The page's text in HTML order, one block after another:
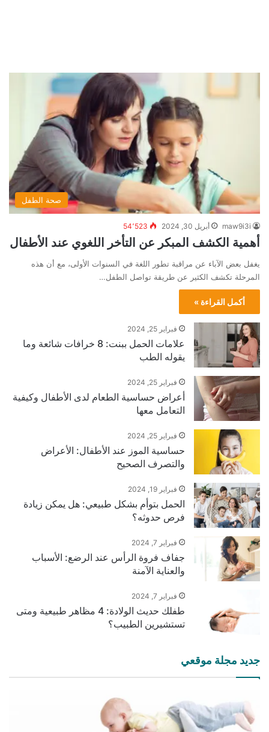
صحة الطفل
maw9i3i أبريل 30, 2024 54٬523
أهمية الكشف المبكر عن التأخر اللغوي عند الأطفال
يغفل بعض الآباء عن مراقبة تطور اللغة في السنوات الأولى، مع أن هذه
المرحلة تكشف الكثير عن طريقة تواصل الطفل…
أكمل القراءة »
فبراير 25, 2024
علامات الحمل ببنت: 8 خرافات شائعة وما
يقوله الطب
فبراير 25, 2024
أعراض حساسية الطعام لدى الأطفال وكيفية
التعامل معها
فبراير 25, 2024
حساسية الموز عند الأطفال: الأعراض
والتصرف الصحيح
فبراير 19, 2024
الحمل بتوأم بشكل طبيعي: هل يمكن زيادة
فرص حدوثه؟
فبراير 7, 2024
جفاف فروة الرأس عند الرضع: الأسباب
والعناية الآمنة
فبراير 7, 2024
طفلك حديث الولادة: 4 مظاهر طبيعية ومتى
تستشيرين الطبيب؟
جديد مجلة موقعي